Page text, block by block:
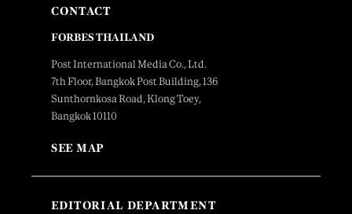
CONTACT
FORBES THAILAND
Post International Media Co., Ltd.
7th Floor, Bangkok Post Building, 136
Sunthornkosa Road, Klong Toey,
Bangkok 10110
SEE MAP
EDITORIAL DEPARTMENT